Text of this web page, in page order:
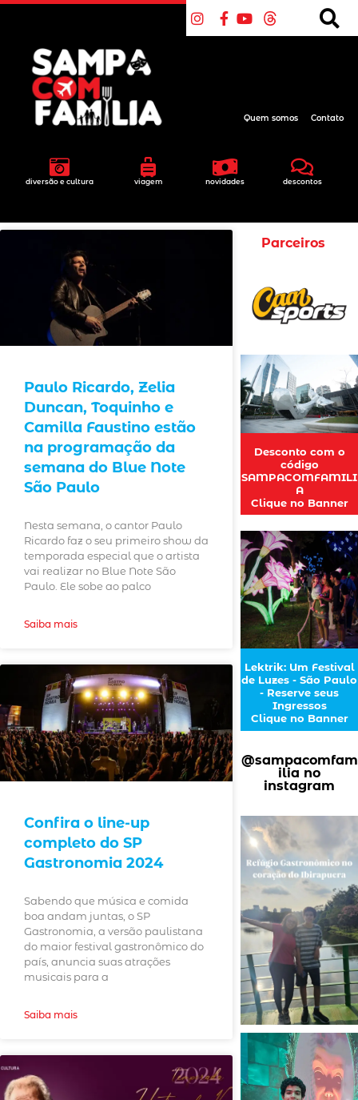
diversão e cultura viagem novidades descontos
Quem somos Contato
Paulo Ricardo, Zelia
Duncan, Toquinho e
Camilla Faustino estão
na programação da
semana do Blue Note
São Paulo
Nesta semana, o cantor Paulo
Ricardo faz o seu primeiro show da
temporada especial que o artista
vai realizar no Blue Note São
Paulo. Ele sobe ao palco
Saiba mais
Confira o line-up
completo do SP
Gastronomia 2024
Sabendo que música e comida
boa andam juntas, o SP
Gastronomia, a versão paulistana
do maior festival gastronômico do
país, anuncia suas atrações
musicais para a
Saiba mais
Parceiros
Desconto com o
código
SAMPACOMFAMILI
A
Clique no Banner
Lektrik: Um Festival
de Luzes - São Paulo
- Reserve seus
Ingressos
Clique no Banner
@sampacomfam
ilia no
instagram